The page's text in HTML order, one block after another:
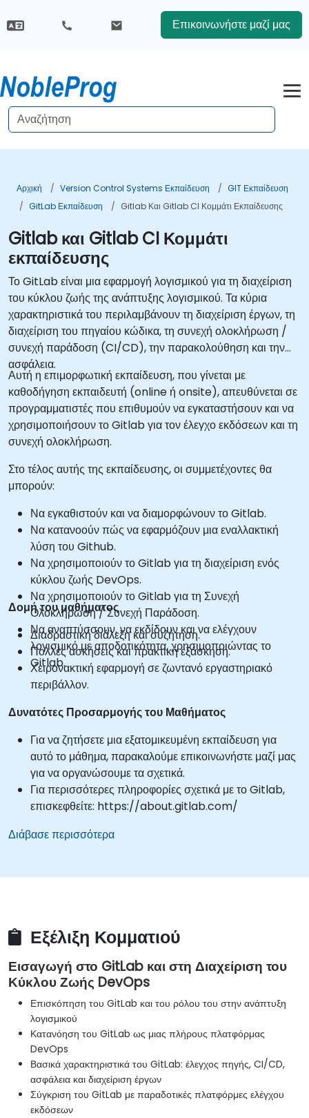
Επικοινωνήστε μαζί μας
Αρχική Version Control Systems Εκπαίδευση
GIT Εκπαίδευση
GitLab Εκπαίδευση
Gitlab Και Gitlab CI Κομμάτι Εκπαίδευσης
Gitlab και Gitlab CI Κομμάτι
εκπαίδευσης
Το GitLab είναι μια εφαρμογή λογισμικού για τη διαχείριση
του κύκλου ζωής της ανάπτυξης λογισμικού. Τα κύρια
χαρακτηριστικά του περιλαμβάνουν τη διαχείριση έργων, τη
διαχείριση του πηγαίου κώδικα, τη συνεχή ολοκλήρωση /
συνεχή παράδοση (CI/CD), την παρακολούθηση και την
ασφάλεια.
Αυτή η επιμορφωτική εκπαίδευση, που γίνεται με
καθοδήγηση εκπαιδευτή (online ή onsite), απευθύνεται σε
προγραμματιστές που επιθυμούν να εγκαταστήσουν και να
χρησιμοποιήσουν το Gitlab για τον έλεγχο εκδόσεων και τη
συνεχή ολοκλήρωση.
Στο τέλος αυτής της εκπαίδευσης, οι συμμετέχοντες θα
μπορούν:
Να εγκαθιστούν και να διαμορφώνουν το Gitlab.
Να κατανοούν πώς να εφαρμόζουν μια εναλλακτική
λύση του Github.
Να χρησιμοποιούν το Gitlab για τη διαχείριση ενός
κύκλου ζωής DevOps.
Να χρησιμοποιούν το Gitlab για τη Συνεχή
Ολοκλήρωση / Συνεχή Παράδοση.
Να αναπτύσσουν, να εκδίδουν και να ελέγχουν
λογισμικό με αποδοτικότητα, χρησιμοποιώντας το
Gitlab.
Δομή του μαθήματος
Διαδραστική διάλεξη και συζήτηση.
Πολλές ασκήσεις και πρακτική εξάσκηση.
Χειρονακτική εφαρμογή σε ζωντανό εργαστηριακό
περιβάλλον.
Δυνατότες Προσαρμογής του Μαθήματος
Για να ζητήσετε μια εξατομικευμένη εκπαίδευση για
αυτό το μάθημα, παρακαλούμε επικοινωνήστε μαζί μας
για να οργανώσουμε τα σχετικά.
Για περισσότερες πληροφορίες σχετικά με το Gitlab,
επισκεφθείτε: https://about.gitlab.com/
Διάβασε περισσότερα
Εξέλιξη Κομματιού
Εισαγωγή στο GitLab και στη Διαχείριση του
Κύκλου Ζωής DevOps
Επισκόπηση του GitLab και του ρόλου του στην ανάπτυξη
λογισμικού
Κατανόηση του GitLab ως μιας πλήρους πλατφόρμας
DevOps
Βασικά χαρακτηριστικά του GitLab: έλεγχος πηγής, CI/CD,
ασφάλεια και διαχείριση έργων
Σύγκριση του GitLab με παραδοτικές πλατφόρμες ελέγχου
εκδόσεων